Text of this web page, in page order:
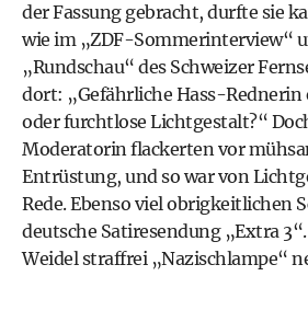
der Fassung gebracht, durfte sie
wie im „ZDF-Sommerinterview“
„Rundschau“ des Schweizer
dort: „Gefährliche Hass-Rednerin
oder furchtlose Lichtgestalt?“
Moderatorin flackerten vor
Entrüstung, und so war von
Rede. Ebenso viel obrigkeitlichen
deutsche Satiresendung „Extra
Weidel straffrei „Nazischlampe“